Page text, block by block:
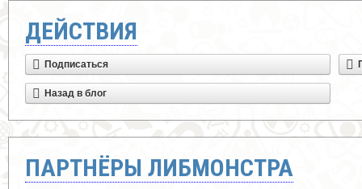
ДЕЙСТВИЯ
Подписаться
Назад в блог
ПАРТНЁРЫ ЛИБМОНСТРА